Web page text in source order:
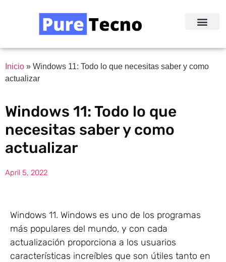
Inicio » Windows 11: Todo lo que necesitas saber y como
actualizar
Windows 11: Todo lo que
necesitas saber y como
actualizar
April 5, 2022
Windows 11. Windows es uno de los programas
más populares del mundo, y con cada
actualización proporciona a los usuarios
características increíbles que son útiles tanto en